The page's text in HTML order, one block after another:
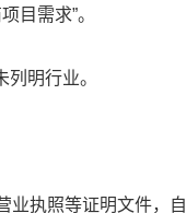
目需求”。
明行业。
业执照等证明文件，